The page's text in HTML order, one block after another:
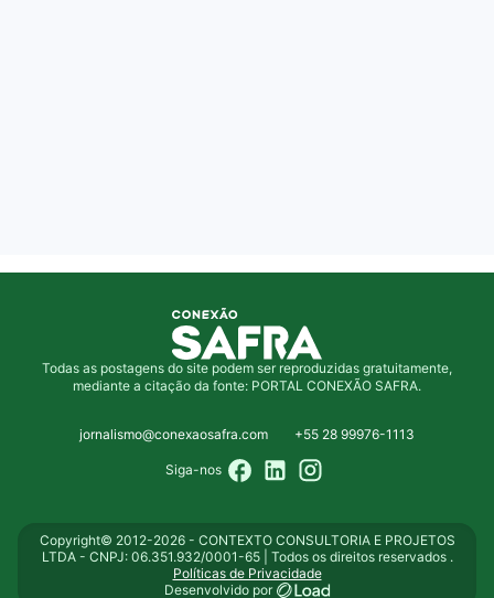
Todas as postagens do site podem ser reproduzidas gratuitamente,
mediante a citação da fonte: PORTAL CONEXÃO SAFRA.
jornalismo@conexaosafra.com +55 28 99976-1113
Siga-nos
Copyright© 2012-2026 - CONTEXTO CONSULTORIA E PROJETOS
LTDA - CNPJ: 06.351.932/0001-65 | Todos os direitos reservados .
Políticas de Privacidade
Desenvolvido por